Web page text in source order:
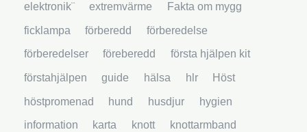
elektronik¨ extremvärme Fakta om mygg
ficklampa förberedd förberedelse
förberedelser föreberedd första hjälpen kit
förstahjälpen guide hälsa hlr Höst
höstpromenad hund husdjur hygien
information karta knott knottarmband